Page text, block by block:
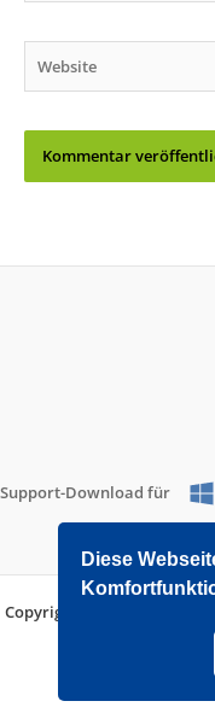
Support-Download für
Copyright © 2026 O&V
Diese